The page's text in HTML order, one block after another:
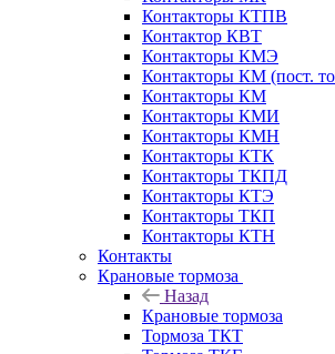
Контакторы КТПВ
Контактор КВТ
Контакторы КМЭ
Контакторы КМ (пост.
Контакторы КМ
Контакторы КМИ
Контакторы КМН
Контакторы КТК
Контакторы ТКПД
Контакторы КТЭ
Контакторы ТКП
Контакторы КТН
Контакты
Крановые тормоза
Назад
Крановые тормоза
Тормоза ТКТ